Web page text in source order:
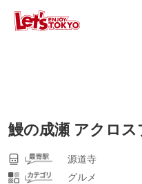
鰻の成瀬 アクロ
源道寺
グルメ